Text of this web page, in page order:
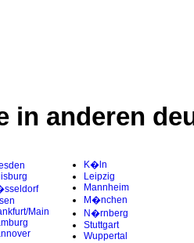
in anderen
Main
K�ln
Leipzig
Mannheim
M�nchen
N�rnberg
Stuttgart
Wuppertal